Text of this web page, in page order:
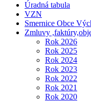
Úradná tabula
VZN
Smernice Obce
Zmluvy
Rok 2026
Rok 2025
Rok 2024
Rok 2023
Rok 2022
Rok 2021
Rok 2020